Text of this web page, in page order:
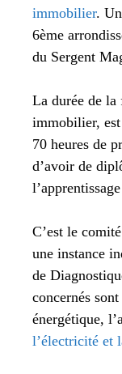
immobilier.
6ème
du Sergent
La durée de la
immobilier,
70 heures de
d’avoir de
C’est le
une instance
de
concernés
énergétique,
l’électricité et